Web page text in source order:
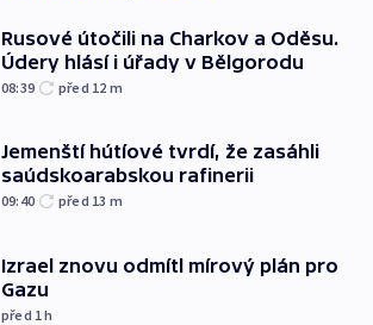
Rusové útočili na Charkov a Oděsu.
Údery hlásí i úřady v Bělgorodu
08:39 před 12 m
Jemenští hútíové tvrdí, že zasáhli
saúdskoarabskou rafinerii
09:40 před 13 m
Izrael znovu odmítl mírový plán pro
Gazu
před 1h